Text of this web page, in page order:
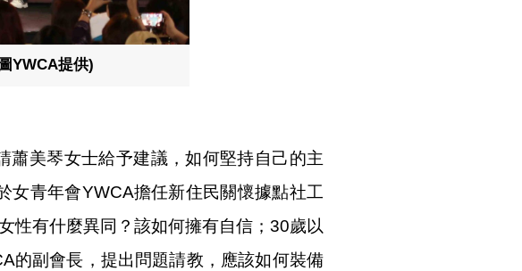
YWCA提供)
美琴女士給予建議，如何堅持自己的主
女青年會YWCA擔任新住民關懷據點社工
性有什麼異同？該如何擁有自信；30歲以
的副會長，提出問題請教，應該如何裝備